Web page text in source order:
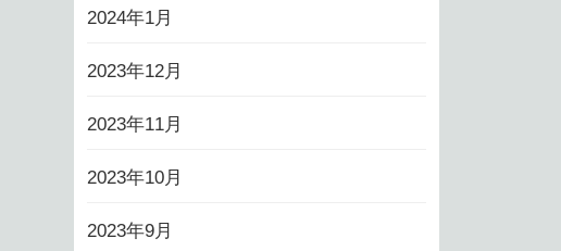
2024年1月
2023年12月
2023年11月
2023年10月
2023年9月